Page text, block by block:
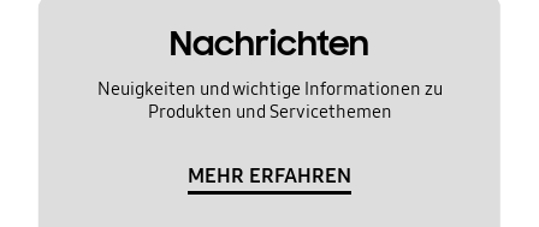
Nachrichten
Neuigkeiten und wichtige Informationen zu
Produkten und Servicethemen
MEHR ERFAHREN